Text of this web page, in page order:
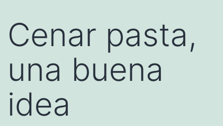
Cenar pasta,
una buena
idea